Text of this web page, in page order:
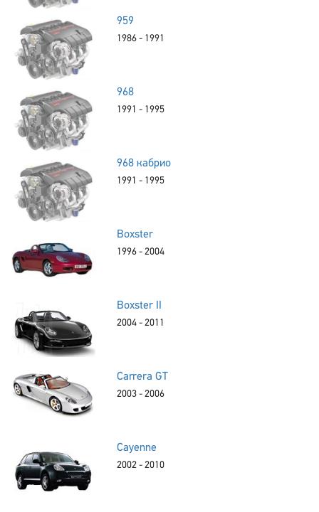
959
1986 - 1991
968
1991 - 1995
968 кабрио
1991 - 1995
Boxster
1996 - 2004
Boxster II
2004 - 2011
Carrera GT
2003 - 2006
Cayenne
2002 - 2010